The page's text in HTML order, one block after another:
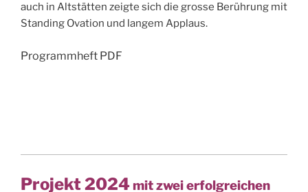
auch in Altstätten zeigte sich die grosse Berührung mit
Standing Ovation und langem Applaus.
Programmheft PDF
Projekt 2024 mit zwei erfolgreichen